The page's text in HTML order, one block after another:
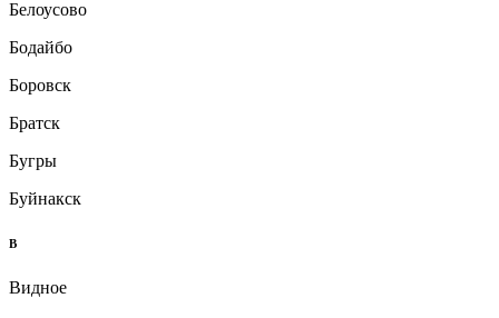
Белоусово
Бодайбо
Боровск
Братск
Бугры
Буйнакск
В
Видное